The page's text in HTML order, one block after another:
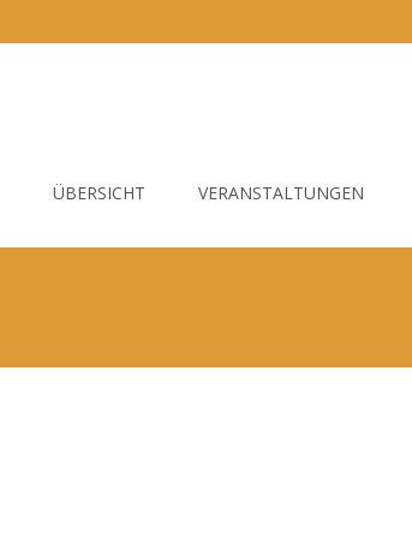
ÜBERSICHT VERANSTALTUNGEN